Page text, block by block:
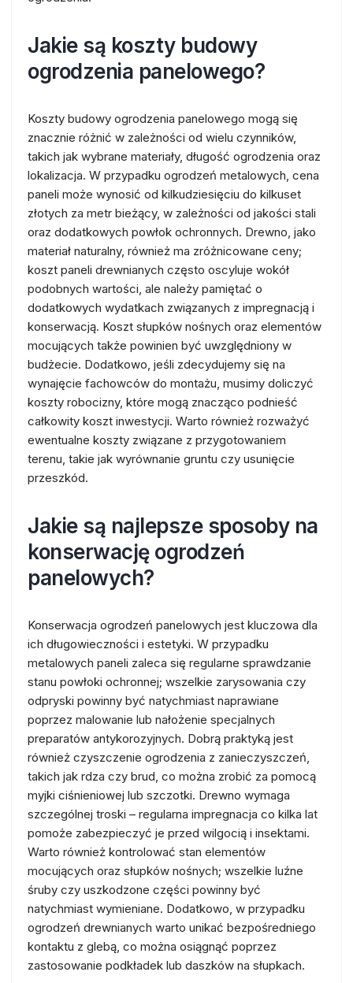
Jakie są koszty budowy
ogrodzenia panelowego?
Koszty budowy ogrodzenia panelowego mogą się
znacznie różnić w zależności od wielu czynników,
takich jak wybrane materiały, długość ogrodzenia oraz
lokalizacja. W przypadku ogrodzeń metalowych, cena
paneli może wynosić od kilkudziesięciu do kilkuset
złotych za metr bieżący, w zależności od jakości stali
oraz dodatkowych powłok ochronnych. Drewno, jako
materiał naturalny, również ma zróżnicowane ceny;
koszt paneli drewnianych często oscyluje wokół
podobnych wartości, ale należy pamiętać o
dodatkowych wydatkach związanych z impregnacją i
konserwacją. Koszt słupków nośnych oraz elementów
mocujących także powinien być uwzględniony w
budżecie. Dodatkowo, jeśli zdecydujemy się na
wynajęcie fachowców do montażu, musimy doliczyć
koszty robocizny, które mogą znacząco podnieść
całkowity koszt inwestycji. Warto również rozważyć
ewentualne koszty związane z przygotowaniem
terenu, takie jak wyrównanie gruntu czy usunięcie
przeszkód.
Jakie są najlepsze sposoby na
konserwację ogrodzeń
panelowych?
Konserwacja ogrodzeń panelowych jest kluczowa dla
ich długowieczności i estetyki. W przypadku
metalowych paneli zaleca się regularne sprawdzanie
stanu powłoki ochronnej; wszelkie zarysowania czy
odpryski powinny być natychmiast naprawiane
poprzez malowanie lub nałożenie specjalnych
preparatów antykorozyjnych. Dobrą praktyką jest
również czyszczenie ogrodzenia z zanieczyszczeń,
takich jak rdza czy brud, co można zrobić za pomocą
myjki ciśnieniowej lub szczotki. Drewno wymaga
szczególnej troski – regularna impregnacja co kilka lat
pomoże zabezpieczyć je przed wilgocią i insektami.
Warto również kontrolować stan elementów
mocujących oraz słupków nośnych; wszelkie luźne
śruby czy uszkodzone części powinny być
natychmiast wymieniane. Dodatkowo, w przypadku
ogrodzeń drewnianych warto unikać bezpośredniego
kontaktu z glebą, co można osiągnąć poprzez
zastosowanie podkładek lub daszków na słupkach.